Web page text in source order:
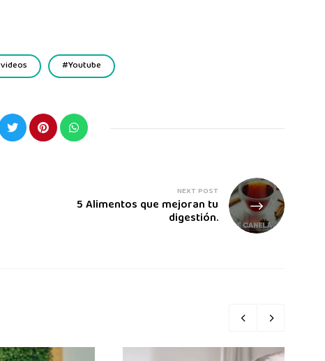
videos Youtube
NEXT POST
5 Alimentos que mejoran tu
digestión.